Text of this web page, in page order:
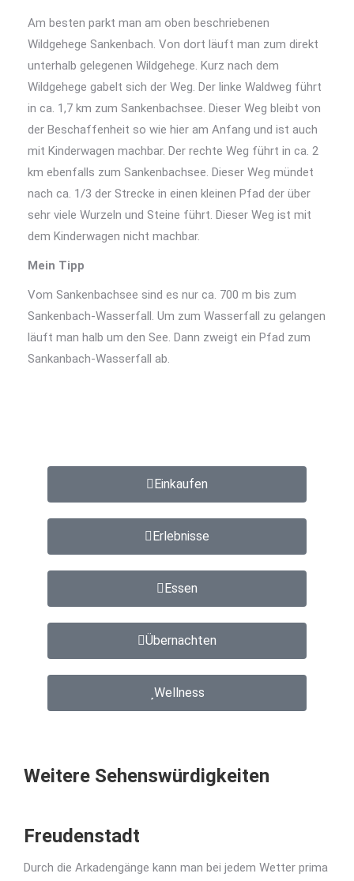
Am besten parkt man am oben beschriebenen
Wildgehege Sankenbach. Von dort läuft man zum direkt
unterhalb gelegenen Wildgehege. Kurz nach dem
Wildgehege gabelt sich der Weg. Der linke Waldweg führt
in ca. 1,7 km zum Sankenbachsee. Dieser Weg bleibt von
der Beschaffenheit so wie hier am Anfang und ist auch
mit Kinderwagen machbar. Der rechte Weg führt in ca. 2
km ebenfalls zum Sankenbachsee. Dieser Weg mündet
nach ca. 1/3 der Strecke in einen kleinen Pfad der über
sehr viele Wurzeln und Steine führt. Dieser Weg ist mit
dem Kinderwagen nicht machbar.
Mein Tipp
Vom Sankenbachsee sind es nur ca. 700 m bis zum
Sankenbach-Wasserfall. Um zum Wasserfall zu gelangen
läuft man halb um den See. Dann zweigt ein Pfad zum
Sankanbach-Wasserfall ab.
Einkaufen
Erlebnisse
Essen
Übernachten
Wellness
Weitere Sehenswürdigkeiten
Freudenstadt
Durch die Arkadengänge kann man bei jedem Wetter prima